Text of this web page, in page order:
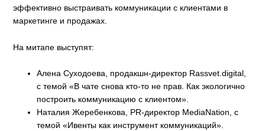
эффективно выстраивать коммуникации с клиентами в
маркетинге и продажах.
На митапе выступят:
Алена Суходоева, продакшн-директор Rassvet.digital,
с темой «В чате снова кто-то не прав. Как экологично
построить коммуникацию с клиентом».
Наталия Жеребенкова, PR-директор MediaNation, с
темой «Ивенты как инструмент коммуникаций».